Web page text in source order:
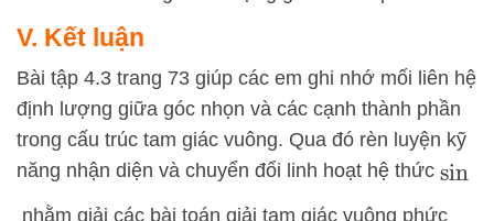
V. Kết luận
Bài tập 4.3 trang 73 giúp các em ghi nhớ mối liên hệ
định lượng giữa góc nhọn và các cạnh thành phần
trong cấu trúc tam giác vuông. Qua đó rèn luyện kỹ
năng nhận diện và chuyển đổi linh hoạt hệ thức sin
nhằm giải các bài toán giải tam giác vuông phức